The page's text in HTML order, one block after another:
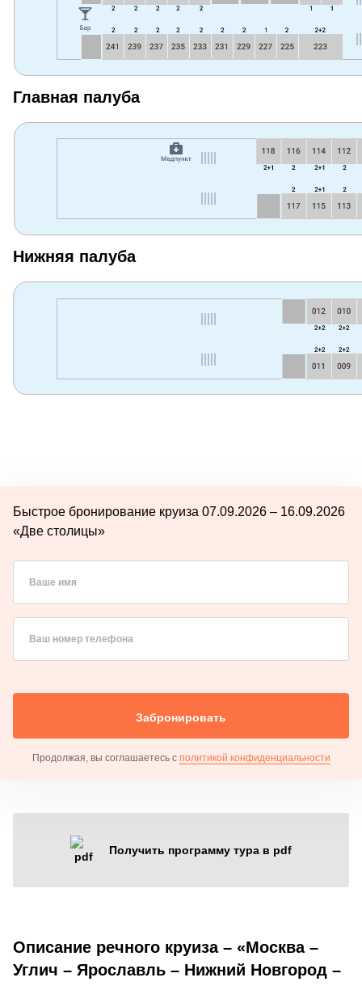
Главная палуба
Нижняя палуба
Быстрое бронирование круиза 07.09.2026 – 16.09.2026
«Две столицы»
Ваше имя
Ваш номер телефона
Забронировать
Продолжая, вы соглашаетесь с политикой конфиденциальности
Получить программу тура в pdf
Описание речного круиза – «Москва –
Углич – Ярославль – Нижний Новгород –